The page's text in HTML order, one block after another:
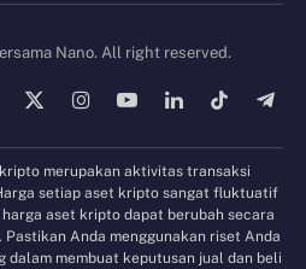
Nano. All right reserved.
X
InstagramYouTubeLinkedInTikTok
merupakan aktivitas transaksi
setiap aset kripto sangat fluktuatif
aset kripto dapat berubah secara
Anda menggunakan riset Anda
dalam membuat keputusan jual dan beli